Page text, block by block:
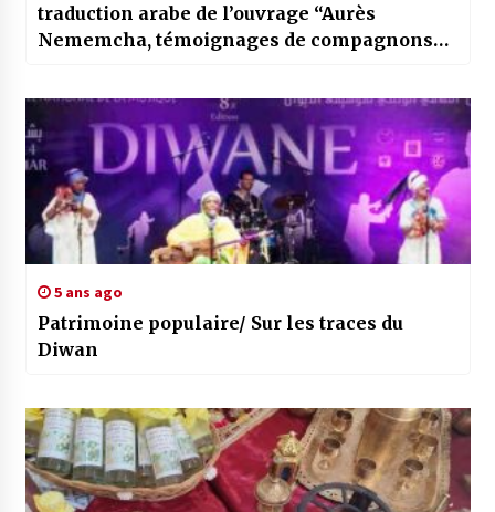
traduction arabe de l’ouvrage “Aurès
Nememcha, témoignages de compagnons
5 ans ago
Patrimoine populaire/ Sur les traces du
Diwan